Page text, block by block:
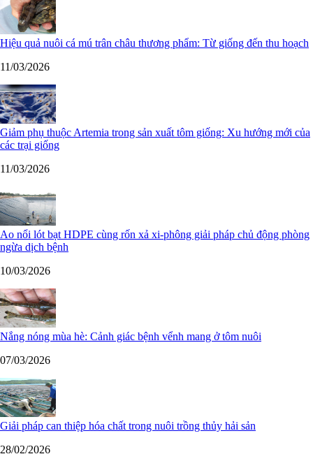
Hiệu quả nuôi cá mú trân châu thương phẩm: Từ giống đến thu hoạch
11/03/2026
Giảm phụ thuộc Artemia trong sản xuất tôm giống: Xu hướng mới của
các trại giống
11/03/2026
Ao nổi lót bạt HDPE cùng rốn xả xi-phông giải pháp chủ động phòng
ngừa dịch bệnh
10/03/2026
Nắng nóng mùa hè: Cảnh giác bệnh vểnh mang ở tôm nuôi
07/03/2026
Giải pháp can thiệp hóa chất trong nuôi trồng thủy hải sản
28/02/2026